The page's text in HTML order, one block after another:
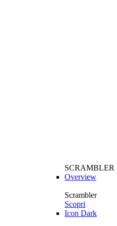
SCRAMBLER
Overview
Scrambler
Scopri
Icon Dark